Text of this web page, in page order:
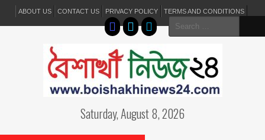
ABOUT US CONTACT US PRIVACY POLICY TERMS AND CONDITIONS
Search
for:
Saturday, August 8, 2026